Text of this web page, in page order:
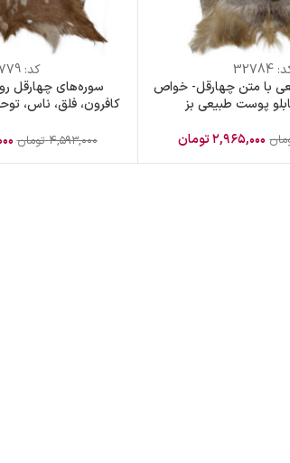
32784
با متن چهارقل- خواص
پوست طبیعی بز
۲,۹۶۵,۰۰۰تومان
کد:
سوره‌های چهارقل
کافرون، فلق، ناس،
۴,۵۹۳,۰۰۰ تومان